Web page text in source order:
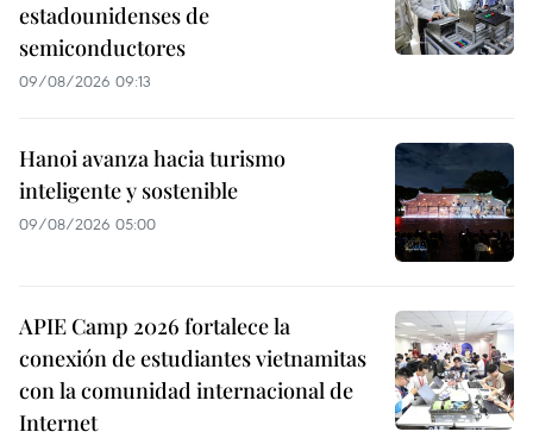
estadounidenses de
semiconductores
09/08/2026 09:13
Hanoi avanza hacia turismo
inteligente y sostenible
09/08/2026 05:00
APIE Camp 2026 fortalece la
conexión de estudiantes vietnamitas
con la comunidad internacional de
Internet